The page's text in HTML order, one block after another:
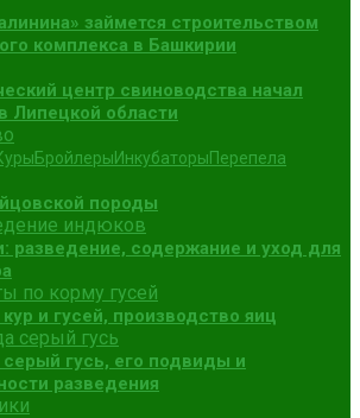
займется строительством
комплекса в Башкирии
центр свиноводства начал
Липецкой области
БройлерыИнкубаторыПерепела
породы
разведение, содержание и уход для
и гусей, производство яиц
гусь, его подвиды и
разведения